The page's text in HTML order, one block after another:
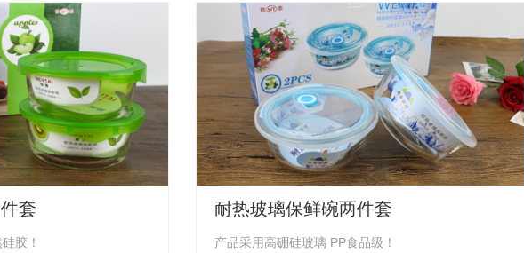
套
胶！
耐热玻璃保鲜碗两件套
产品采用高硼硅玻璃 PP食品级！